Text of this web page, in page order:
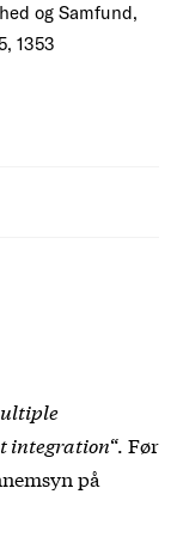
og Samfund,
1353
integration“. Før
på